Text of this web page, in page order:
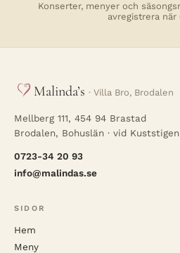
Konserter, menyer och
avregistrera när
Malinda’s · Villa Bro, Brodalen
Mellberg 111, 454 94 Brastad
Brodalen, Bohuslän · vid Kuststigen
0723-34 20 93
info@malindas.se
SIDOR
Hem
Meny